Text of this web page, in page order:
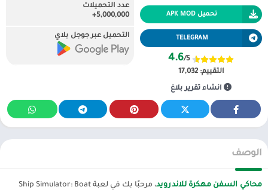
تحميل APK MOD
TELEGRAM
4.6/5
التقييم: 17,032
انشاء تقرير بلاغ
عدد التحميلات
5,000,000+
التحميل عبر جوجل بلاي
الوصف
محاكي السفن مهكرة للاندرويد
، مرحبًا بك في لعبة Ship Simulator: Boat